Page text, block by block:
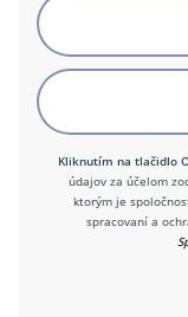
Kliknutím na tlačidlo
údajov za účelom
ktorým je
spracovaní a